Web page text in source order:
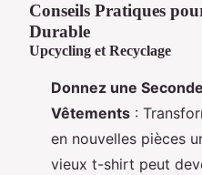
Conseils Pratiques
Durable
Upcycling et Recyclage
Donnez une
Vêtements :
en nouvelles pièces
vieux t-shirt peut